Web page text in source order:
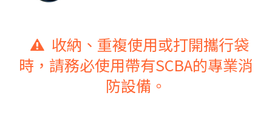
收納、重複使用或打開攜行袋
時，請務必使用帶有SCBA的專業消
防設備。